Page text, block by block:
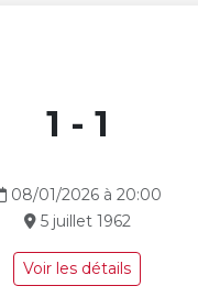
1 - 1
08/01/2026 à 20:00
5 juillet 1962
Voir les détails